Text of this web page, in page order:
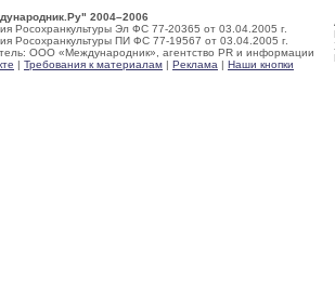
2004–2006
Росохранкультуры Эл ФС 77-20365 от 03.04.2005 г.
Росохранкультуры ПИ ФС 77-19567 от 03.04.2005 г.
ООО «Международник», агентство PR и информации
| Требования к материалам | Реклама | Наши кнопки